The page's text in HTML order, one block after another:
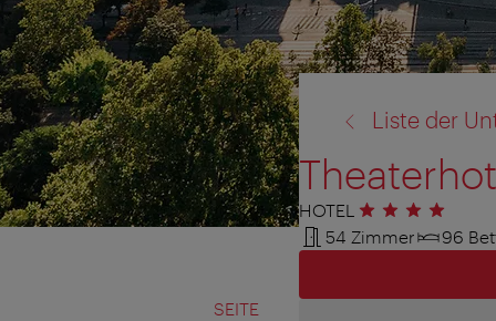
SEITE
Liste der
HOTEL 4 Sterne
54 Zimmer
96